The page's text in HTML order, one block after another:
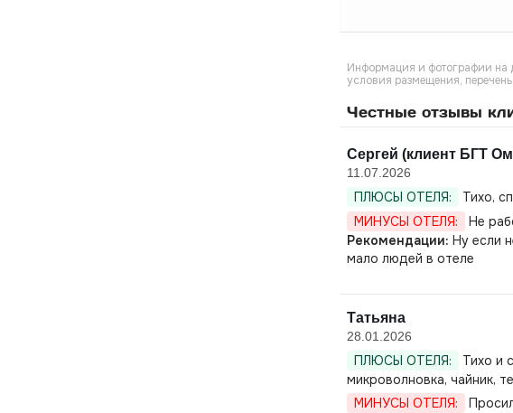
Информация и фотографии на
условия размещения,
Честные отзывы
Сергей (клиент БГТ
11.07.2026
ПЛЮСЫ ОТЕЛЯ:
Тихо,
МИНУСЫ ОТЕЛЯ:
Не
Рекомендации: Ну если
мало людей в отеле
Татьяна
28.01.2026
ПЛЮСЫ ОТЕЛЯ:
Тихо и
микроволновка, чайник,
МИНУСЫ ОТЕЛЯ: